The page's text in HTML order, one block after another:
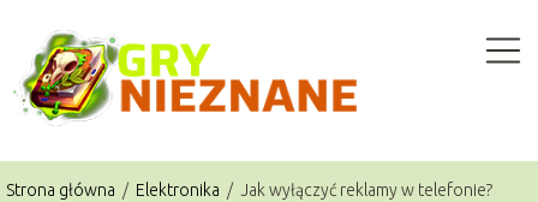
Strona główna / Elektronika / Jak wyłączyć reklamy w telefonie?